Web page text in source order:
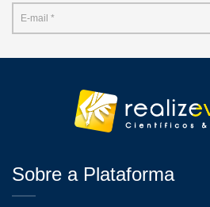
Sobre a Plataforma